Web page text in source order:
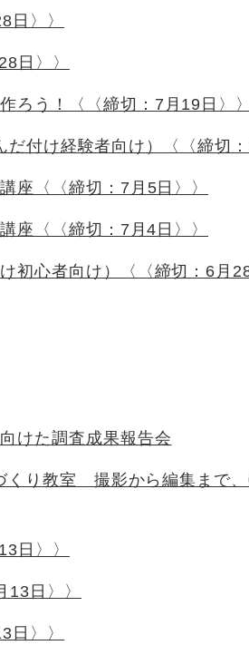
日〉〉
日〉〉
ろう！〈〈締切：7月19日〉〉
付け経験者向け）〈〈締切：
座〈〈締切：7月5日〉〉
座〈〈締切：7月4日〉〉
初心者向け）〈〈締切：6月28
けた調査成果報告会
くり教室 撮影から編集まで
日〉〉
日〉〉
日〉〉